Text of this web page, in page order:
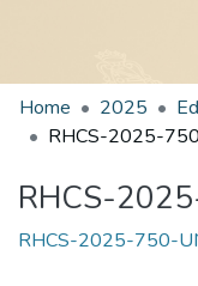
Home 2025
RHCS-
RHCS-2025-750-